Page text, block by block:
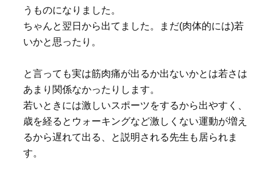
うものになりました。
ちゃんと翌日から出てました。まだ(肉体的には)若
いかと思ったり。
と言っても実は筋肉痛が出るか出ないかとは若さは
あまり関係なかったりします。
若いときには激しいスポーツをするから出やすく、
歳を経るとウォーキングなど激しくない運動が増え
るから遅れて出る、と説明される先生も居られま
す。